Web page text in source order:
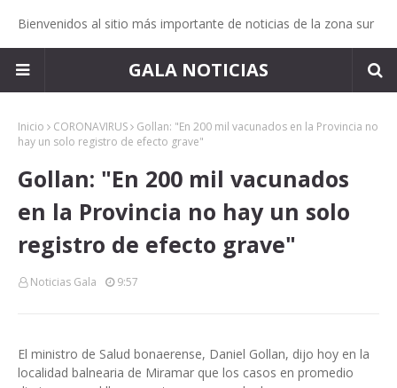
Bienvenidos al sitio más importante de noticias de la zona sur
GALA NOTICIAS
Inicio CORONAVIRUS
Gollan: "En 200 mil vacunados en la Provincia no
hay un solo registro de efecto grave"
Gollan: "En 200 mil vacunados
en la Provincia no hay un solo
registro de efecto grave"
Noticias Gala 9:57
El ministro de Salud bonaerense, Daniel Gollan, dijo hoy en la
localidad balnearia de Miramar que los casos en promedio